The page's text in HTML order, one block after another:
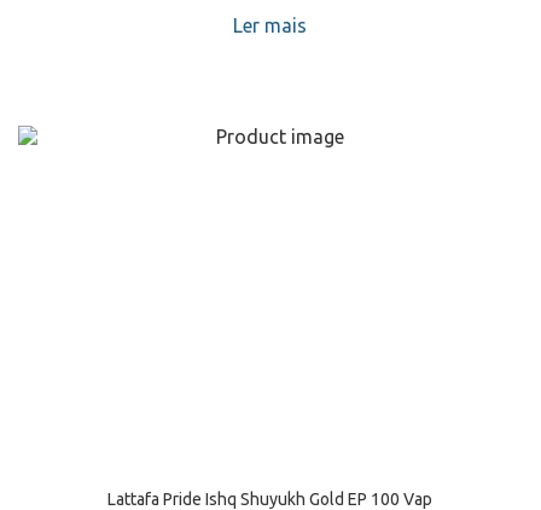
Ler mais
Lattafa Pride Ishq Shuyukh Gold EP 100 Vap